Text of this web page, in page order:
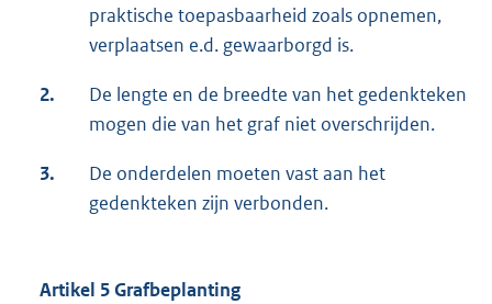
praktische toepasbaarheid zoals opnemen,
verplaatsen e.d. gewaarborgd is.
2.
De lengte en de breedte van het gedenkteken
mogen die van het graf niet overschrijden.
3.
De onderdelen moeten vast aan het
gedenkteken zijn verbonden.
Artikel 5 Grafbeplanting